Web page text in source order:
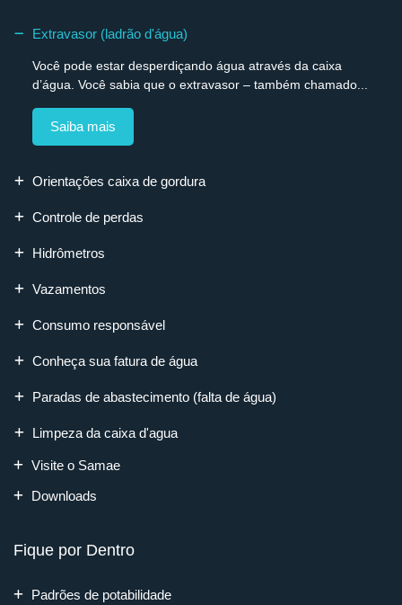
Extravasor (ladrão d'água)
Você pode estar desperdiçando água através da caixa
d’água. Você sabia que o extravasor – também chamado...
Saiba mais
Orientações caixa de gordura
Controle de perdas
Hidrômetros
Vazamentos
Consumo responsável
Conheça sua fatura de água
Paradas de abastecimento (falta de água)
Limpeza da caixa d'agua
Visite o Samae
Downloads
Fique por Dentro
Padrões de potabilidade